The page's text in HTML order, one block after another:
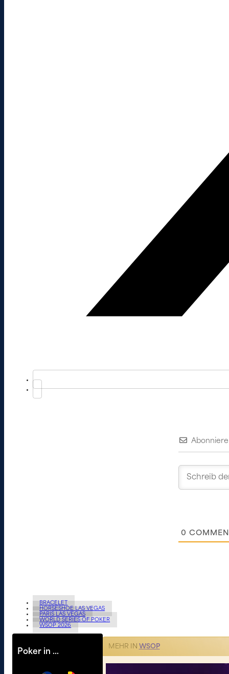
0
BRACELET
HORSESHOE LAS VEGAS
PARIS LAS VEGAS
WORLD SERIES OF POKER
WSOP 2026
Poker in …
MEHR IN WSOP